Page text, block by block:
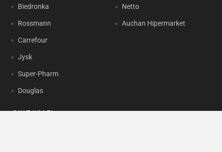
Biedronka
Rossmann
Carrefour
Jysk
Super-Pharm
Douglas
Netto
Auchan Hipermarket
OKAZJUM.PL